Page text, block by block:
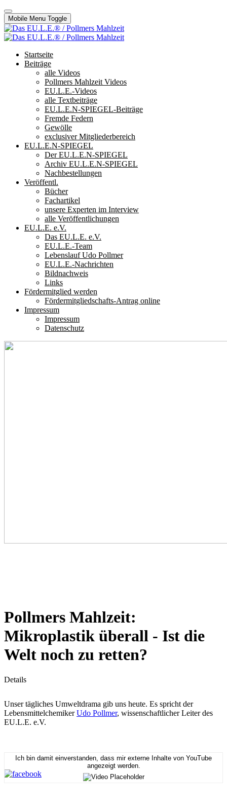
Mobile Menu Toggle
Startseite
Beiträge
alle Videos
Pollmers Mahlzeit Videos
EU.L.E.-Videos
alle Textbeiträge
EU.L.E.N-SPIEGEL-Beiträge
Fremde Federn
Gewölle
exclusiver Mitgliederbereich
EU.L.E.N-SPIEGEL
Der EU.L.E.N-SPIEGEL
Archiv EU.L.E.N-SPIEGEL
Nachbestellungen
Veröffentl.
Bücher
Fachartikel
unsere Experten im Interview
alle Veröffentlichungen
EU.L.E. e.V.
Das EU.L.E. e.V.
EU.L.E.-Team
Lebenslauf Udo Pollmer
EU.L.E.-Nachrichten
Bildnachweis
Links
Fördermitglied werden
Fördermitgliedschafts-Antrag online
Impressum
Impressum
Datenschutz
Pollmers Mahlzeit:
Mikroplastik überall - Ist die
Welt noch zu retten?
Details
Unser tägliches Umweltdrama gib uns heute. Es spricht der
LebensmittelchemikerUdo Pollmer, wissenschaftlicher Leiter des
EU.L.E. e.V.
Ich bin damit einverstanden, dass mir externe Inhalte von YouTube
angezeigt werden.